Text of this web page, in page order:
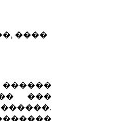
����
������
���